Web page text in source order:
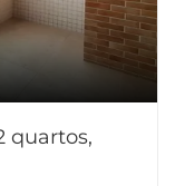
quartos,